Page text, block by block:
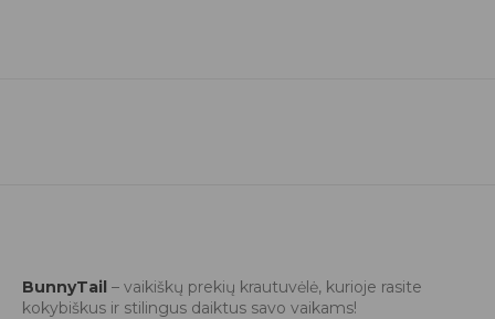
BunnyTail – vaikiškų prekių krautuvėlė, kurioje rasite
kokybiškus ir stilingus daiktus savo vaikams!